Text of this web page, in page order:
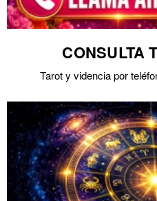
CONSULTA
Tarot y videncia por